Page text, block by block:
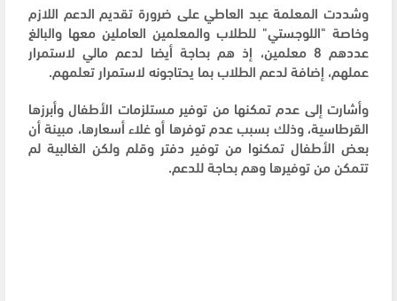
وشددت المعلمة عبد العاطي على ضرورة تقديم الدعم اللازم
وخاصة "اللوجستي" للطلاب والمعلمين العاملين معها والبالغ
عددهم 8 معلمين، إذ هم بحاجة أيضا لدعم مالي لاستمرار
عملهم، إضافة لدعم الطلاب بما يحتاجونه لاستمرار تعلمهم.
وأشارت إلى عدم تمكنها من توفير مستلزمات الأطفال وأبرزها
القرطاسية، وذلك بسبب عدم توفرها أو غلاء أسعارها، مبينة أن
بعض الأطفال تمكنوا من توفير دفتر وقلم ولكن الغالبية لم
تتمكن من توفيرها وهم بحاجة للدعم.